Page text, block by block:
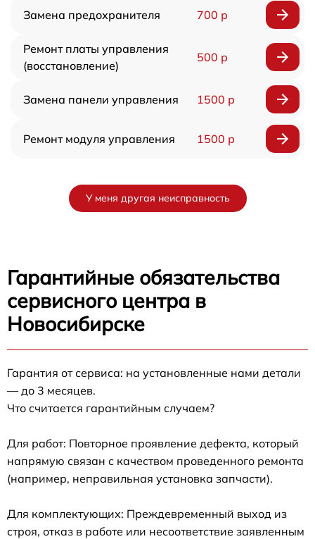
Замена предохранителя 700 р
Ремонт платы управления
(восстановление)
500 р
Замена панели управления 1500 р
Ремонт модуля управления 1500 р
У меня другая неисправность
Гарантийные обязательства
сервисного центра в
Новосибирске
Гарантия от сервиса: на установленные нами детали
— до 3 месяцев.
Что считается гарантийным случаем?
Для работ: Повторное проявление дефекта, который
напрямую связан с качеством проведенного ремонта
(например, неправильная установка запчасти).
Для комплектующих: Преждевременный выход из
строя, отказ в работе или несоответствие заявленным